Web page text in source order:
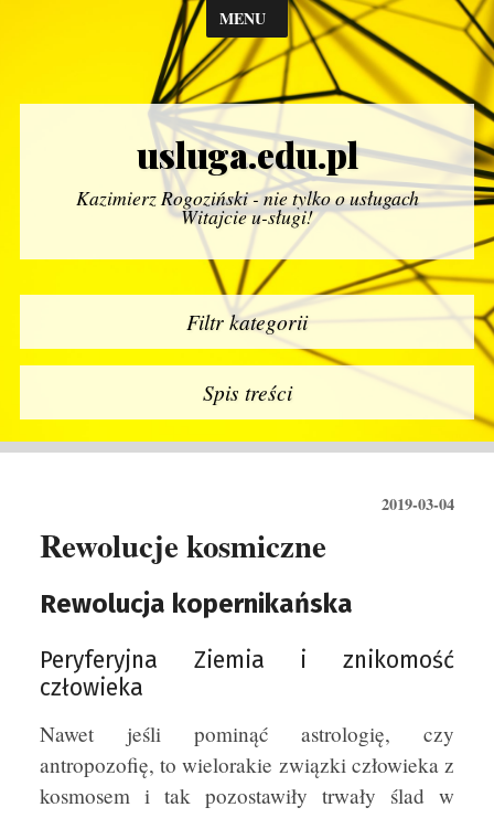
MENU
usluga.edu.pl
Kazimierz Rogoziński - nie tylko o usługach
Witajcie u-sługi!
Filtr kategorii
Spis treści
2019-03-04
Rewolucje kosmiczne
Rewolucja kopernikańska
Peryferyjna Ziemia i znikomość
człowieka
Nawet jeśli pominąć astrologię, czy
antropozofię, to wielorakie związki człowieka z
kosmosem i tak pozostawiły trwały ślad w